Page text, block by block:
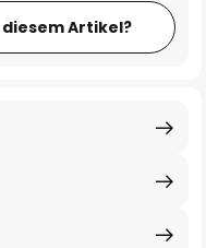
diesem Artikel?